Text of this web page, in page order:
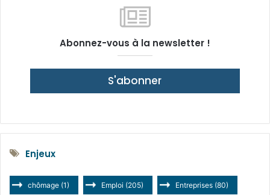
Abonnez-vous à la newsletter !
S'abonner
Enjeux
chômage (1) Emploi (205) Entreprises (80)